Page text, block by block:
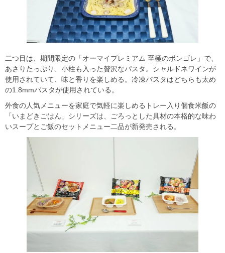
二つ目は、期間限定の「オーマイプレミアム 至極のボンゴレ」で、
あさりたっぷり、小柱も入った贅沢なパスタ。シャルドネワインが
使用されていて、味と香りを楽しめる。冷凍パスタはどちらも太め
の1.8mmパスタが使用されている。
外食の人気メニューを家庭で気軽に楽しめるトレー入り個食米飯の
「いまどきごはん」シリーズは、ごろっとした具材の本格的な味わ
いスープとご飯のセットメニュー二品が新発売される。